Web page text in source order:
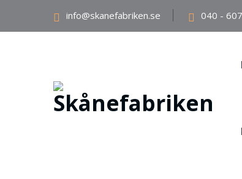
info@skanefabriken.se 040 -